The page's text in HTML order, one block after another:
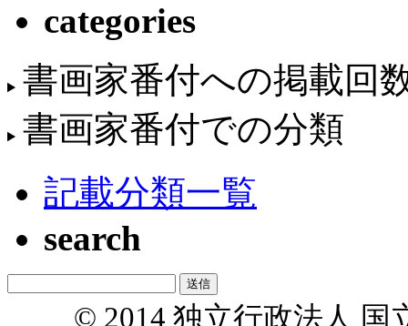
categories
書画家番付への掲載回
書画家番付での分類
記載分類一覧
search
© 2014 独立行政法人 国